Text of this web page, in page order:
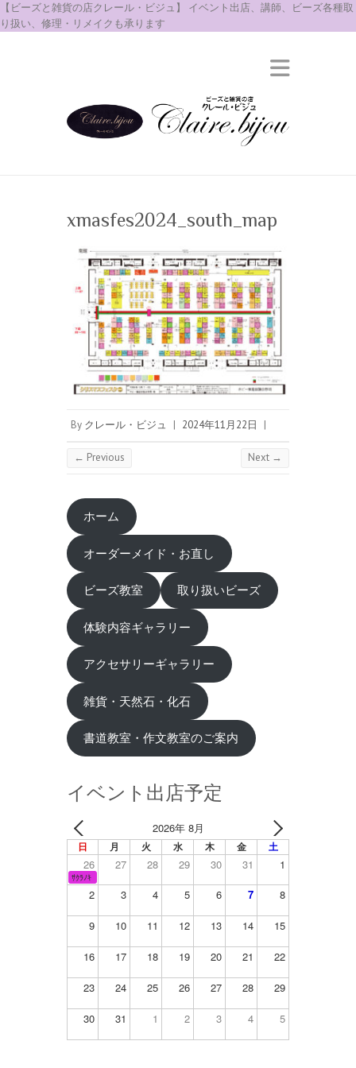
【ビーズと雑貨の店クレール・ビジュ】 イベント出店、講師、ビーズ各種取
り扱い、修理・リメイクも承ります
xmasfes2024_south_map
By クレール・ビジュ | 2024年11月22日 |
← Previous Next →
ホーム
オーダーメイド・お直し
ビーズ教室 取り扱いビーズ
体験内容ギャラリー
アクセサリーギャラリー
雑貨・天然石・化石
書道教室・作文教室のご案内
イベント出店予定
2026年 8月
日 月 火 水 木 金 土
26 27 28 29 30 31 1
ｻｸﾗﾉｷ
2 3 4 5 6 7 8
9 10 11 12 13 14 15
16 17 18 19 20 21 22
23 24 25 26 27 28 29
30 31 1 2 3 4 5